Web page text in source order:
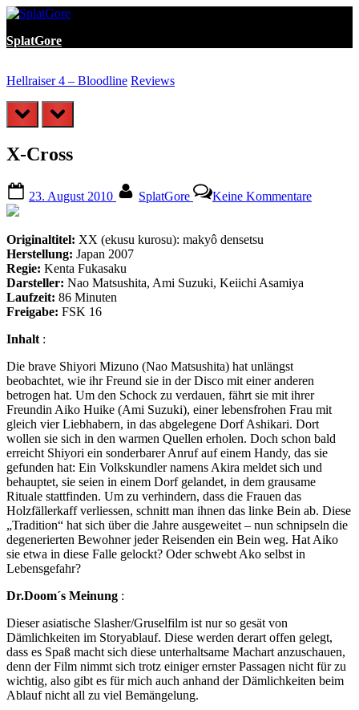
Skip
content
SplatGore
Hellraiser 4 – Bloodline Reviews
prev next
X-Cross
on
23. August 2010 SplatGore Keine KommentareX-
Originaltitel: XX (ekusu kurosu): makyô densetsu
Herstellung: Japan 2007
Regie: Kenta Fukasaku
Darsteller: Nao Matsushita, Ami Suzuki, Keiichi Asamiya
Laufzeit: 86 Minuten
Freigabe: FSK 16
Inhalt :
Die brave Shiyori Mizuno (Nao Matsushita) hat unlängst
beobachtet, wie ihr Freund sie in der Disco mit einer anderen
betrogen hat. Um den Schock zu verdauen, fährt sie mit ihrer
Freundin Aiko Huike (Ami Suzuki), einer lebensfrohen Frau mit
gleich vier Liebhabern, in das abgelegene Dorf Ashikari. Dort
wollen sie sich in den warmen Quellen erholen. Doch schon bald
erreicht Shiyori ein sonderbarer Anruf auf einem Handy, das sie
gefunden hat: Ein Volkskundler namens Akira meldet sich und
behauptet, sie seien in einem Dorf gelandet, in dem grausame
Rituale stattfinden. Um zu verhindern, dass die Frauen das
Holzfällerkaff verliessen, schnitt man ihnen das linke Bein ab. Diese
„Tradition“ hat sich über die Jahre ausgeweitet – nun schnipseln die
degenerierten Bewohner jeder Reisenden ein Bein weg. Hat Aiko
sie etwa in diese Falle gelockt? Oder schwebt Ako selbst in
Lebensgefahr?
Dr.Doom´s Meinung :
Dieser asiatische Slasher/Gruselfilm ist nur so gesät von
Dämlichkeiten im Storyablauf. Diese werden derart offen gelegt,
dass es Spaß macht sich diese unterhaltsame Machart anzuschauen,
denn der Film nimmt sich trotz einiger ernster Passagen nicht für zu
wichtig, also gibt es für mich auch anhand der Dämlichkeiten beim
Ablauf nicht all zu viel Bemängelung.